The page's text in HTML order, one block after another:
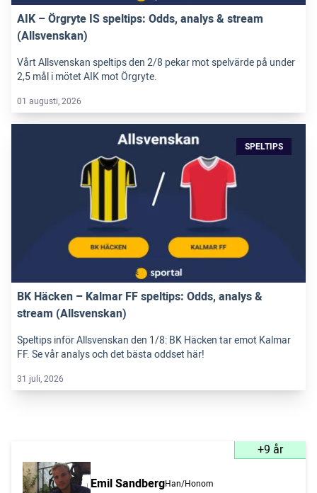
AIK – Örgryte IS speltips: Odds, analys & stream
(Allsvenskan)
Vårt Allsvenskan speltips den 2/8 pekar mot spelvärde på under
2,5 mål i mötet AIK mot Örgryte.
01 augusti, 2026
SPELTIPS
BK Häcken – Kalmar FF speltips: Odds, analys &
stream (Allsvenskan)
Speltips inför Allsvenskan den 1/8: BK Häcken tar emot Kalmar
FF. Se vår analys och det bästa oddset här!
31 juli, 2026
+9 år
Emil SandbergHan/Honom